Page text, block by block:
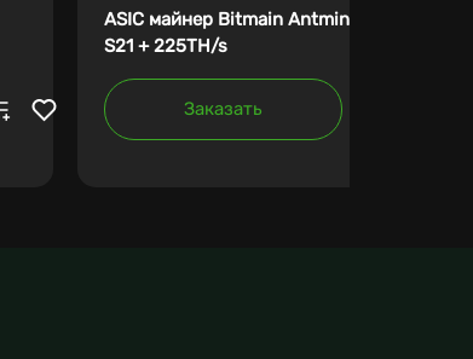
ASIC майнер Bitmain Antminer
S21 + 225TH/s
Заказать